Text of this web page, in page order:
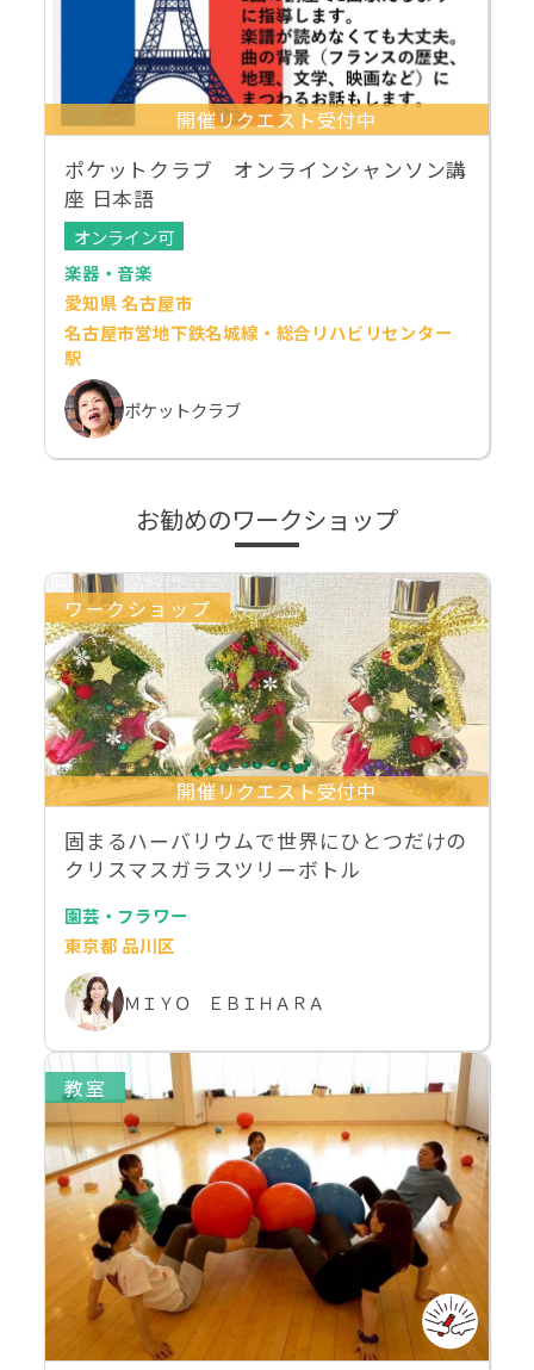
開催リクエスト受付中
ポケットクラブ オンラインシャンソン講
座 日本語
オンライン可
楽器・音楽
愛知県 名古屋市
名古屋市営地下鉄名城線・総合リハビリセンター
駅
ポケットクラブ
お勧めのワークショップ
ワークショップ
開催リクエスト受付中
固まるハーバリウムで世界にひとつだけの
クリスマスガラスツリーボトル
園芸・フラワー
東京都 品川区
ＭＩＹＯ ＥＢＩＨＡＲＡ
教室